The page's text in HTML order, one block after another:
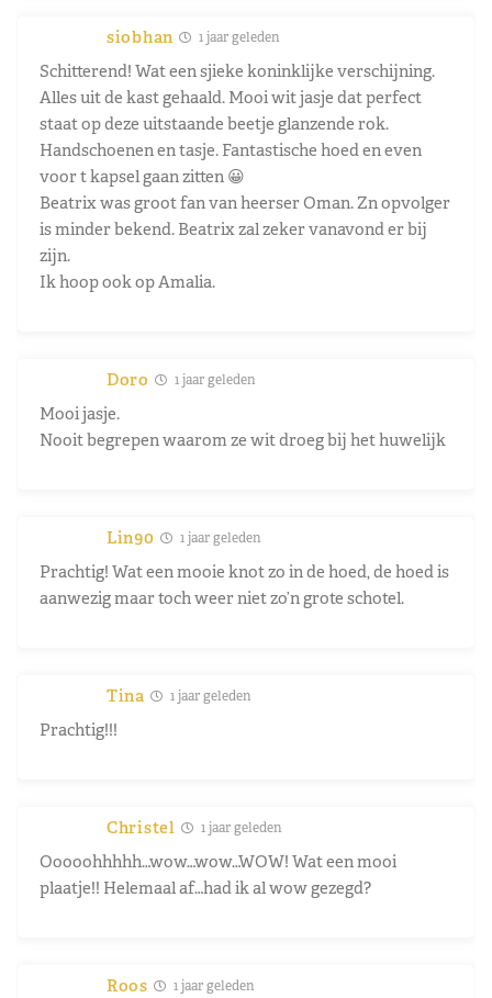
siobhan 1 jaar geleden
Schitterend! Wat een sjieke koninklijke verschijning.
Alles uit de kast gehaald. Mooi wit jasje dat perfect
staat op deze uitstaande beetje glanzende rok.
Handschoenen en tasje. Fantastische hoed en even
voor t kapsel gaan zitten 😀
Beatrix was groot fan van heerser Oman. Zn opvolger
is minder bekend. Beatrix zal zeker vanavond er bij
zijn.
Ik hoop ook op Amalia.
Doro 1 jaar geleden
Mooi jasje.
Nooit begrepen waarom ze wit droeg bij het huwelijk
Lin90 1 jaar geleden
Prachtig! Wat een mooie knot zo in de hoed, de hoed is
aanwezig maar toch weer niet zo’n grote schotel.
Tina 1 jaar geleden
Prachtig!!!
Christel 1 jaar geleden
Ooooohhhhh…wow…wow…WOW! Wat een mooi
plaatje!! Helemaal af…had ik al wow gezegd?
Roos 1 jaar geleden